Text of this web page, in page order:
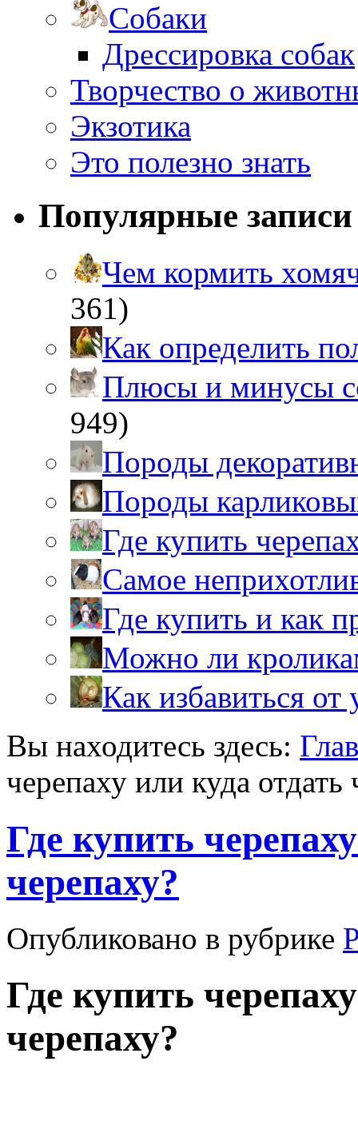
Собаки
Дрессировка собак
Творчество о
Экзотика
Это полезно знать
Популярные записи
Чем кормить
361)
Как определить
Плюсы и минусы
949)
Породы
Породы
Где купить
Самое
Где купить и как
Можно ли
Как избавиться от
Вы находитесь здесь:
черепаху или куда отдать
Где купить
черепаху?
Опубликовано в рубрике
Где купить
черепаху?